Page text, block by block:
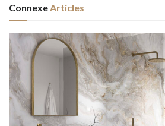
Connexe Articles